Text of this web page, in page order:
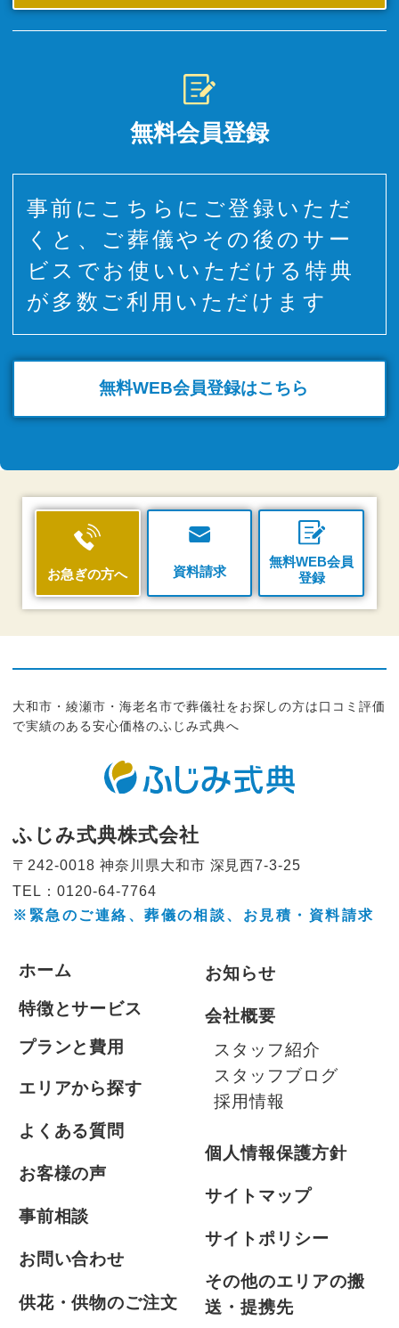
無料会員登録
事前にこちらにご登録いただ
くと、ご葬儀やその後のサー
ビスでお使いいただける特典
が多数ご利用いただけます
無料WEB会員登録はこちら
お急ぎの方へ 資料請求
無料WEB会員
登録
大和市・綾瀬市・海老名市で葬儀社をお探しの方は口コミ評価
で実績のある安心価格のふじみ式典へ
ふじみ式典株式会社
〒242-0018 神奈川県大和市 深見西7-3-25
TEL：0120-64-7764
※緊急のご連絡、葬儀の相談、 お見積・資料請求
ホーム
特徴とサービス
プランと費用
エリアから探す
よくある質問
お客様の声
事前相談
お問い合わせ
供花・供物のご注文
お知らせ
会社概要
スタッフ紹介
スタッフブログ
採用情報
個人情報保護方針
サイトマップ
サイトポリシー
その他のエリアの搬
送・提携先